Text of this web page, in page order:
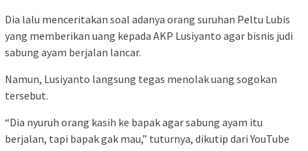
Dia lalu menceritakan soal adanya orang suruhan Peltu Lubis
yang memberikan uang kepada AKP Lusiyanto agar bisnis judi
sabung ayam berjalan lancar.
Namun, Lusiyanto langsung tegas menolak uang sogokan
tersebut.
“Dia nyuruh orang kasih ke bapak agar sabung ayam itu
berjalan, tapi bapak gak mau,” tuturnya, dikutip dari YouTube